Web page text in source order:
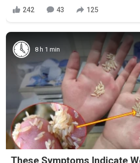
242 43 125
8 h 1 min
These Symptoms Indicate